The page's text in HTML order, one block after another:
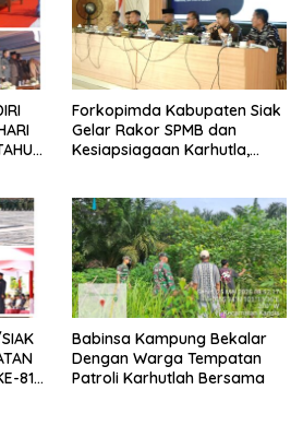
Forkopimda Kabupaten Siak
Gelar Rakor SPMB dan
Kesiapsiagaan Karhutla,
81
Babinsa Kampung Bekalar
Dengan Warga Tempatan
Patroli Karhutlah Bersama